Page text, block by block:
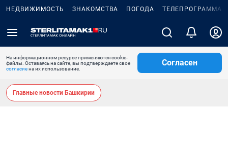
НЕДВИЖИМОСТЬ ЗНАКОМСТВА ПОГОДА ТЕЛЕПРОГРАММА
На информационном ресурсе применяются cookie-
файлы. Оставаясь на сайте, вы подтверждаете свое
согласиена их использование.
Согласен
Главные новости Башкирии